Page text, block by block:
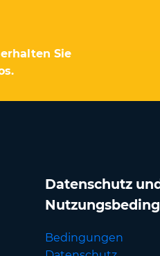
Sie
Datenschutz
Bedingungen